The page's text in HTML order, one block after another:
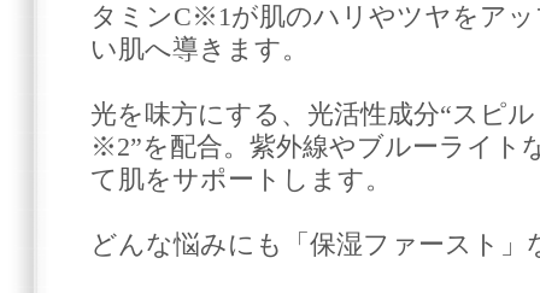
タミンC※1が肌のハリやツヤをア
い肌へ導きます。
光を味方にする、光活性成分“スピ
※2”を配合。紫外線やブルーライト
て肌をサポートします。
どんな悩みにも「保湿ファースト」